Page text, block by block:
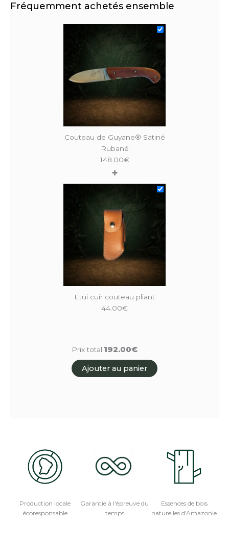
Fréquemment achetés ensemble
Couteau de Guyane® Satiné
Rubané
148.00€
+
Etui cuir couteau pliant
44.00€
Prix total:192.00€
Ajouter au panier
Production locale
écoresponsable
Garantie à l'épreuve du
temps
Essences de bois
naturelles d'Amazonie